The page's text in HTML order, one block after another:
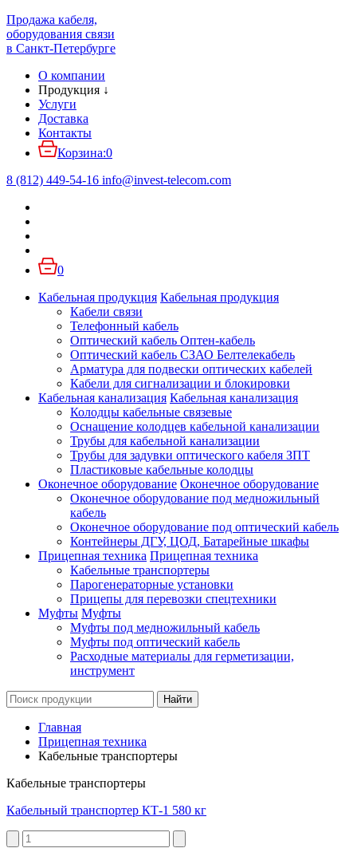
Продажа кабеля,
оборудования связи
в Санкт-Петербурге
О компании
Продукция ↓
Услуги
Доставка
Контакты
Корзина:0
8 (812) 449-54-16 info@invest-telecom.com
0
Кабельная продукция Кабельная продукция
Кабели связи
Телефонный кабель
Оптический кабель Оптен-кабель
Оптический кабель СЗАО Белтелекабель
Арматура для подвески оптических кабелей
Кабели для сигнализации и блокировки
Кабельная канализация Кабельная канализация
Колодцы кабельные связевые
Оснащение колодцев кабельной канализации
Трубы для кабельной канализации
Трубы для задувки оптического кабеля ЗПТ
Пластиковые кабельные колодцы
Оконечное оборудование Оконечное оборудование
Оконечное оборудование под медножильный
кабель
Оконечное оборудование под оптический кабель
Контейнеры ДГУ, ЦОД, Батарейные шкафы
Прицепная техника Прицепная техника
Кабельные транспортеры
Парогенераторные установки
Прицепы для перевозки спецтехники
Муфты Муфты
Муфты под медножильный кабель
Муфты под оптический кабель
Расходные материалы для герметизации,
инструмент
Главная
Прицепная техника
Кабельные транспортеры
Кабельные транспортеры
Кабельный транспортер КТ-1 580 кг